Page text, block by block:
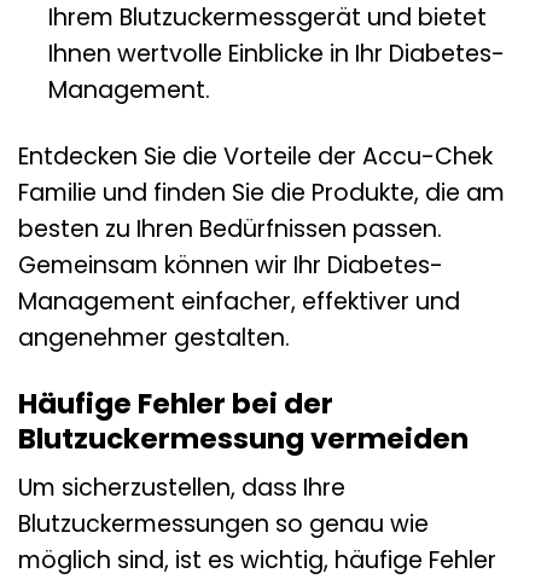
Ihrem Blutzuckermessgerät und bietet
Ihnen wertvolle Einblicke in Ihr Diabetes-
Management.
Entdecken Sie die Vorteile der Accu-Chek
Familie und finden Sie die Produkte, die am
besten zu Ihren Bedürfnissen passen.
Gemeinsam können wir Ihr Diabetes-
Management einfacher, effektiver und
angenehmer gestalten.
Häufige Fehler bei der
Blutzuckermessung vermeiden
Um sicherzustellen, dass Ihre
Blutzuckermessungen so genau wie
möglich sind, ist es wichtig, häufige Fehler